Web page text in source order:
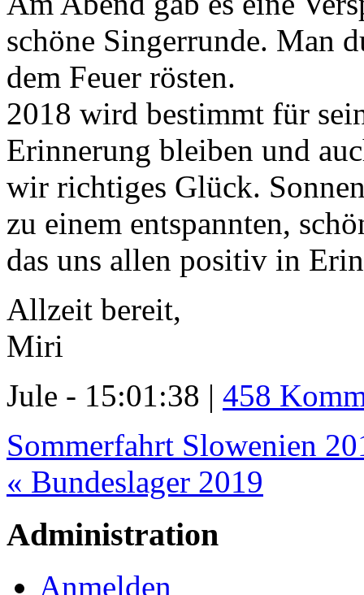
schöne Singerrunde. Man
dem Feuer rösten.
2018 wird bestimmt für
Erinnerung bleiben und
wir richtiges Glück.
zu einem entspannten,
das uns allen positiv in
Allzeit bereit,
Miri
Jule - 15:01:38 | 458
Sommerfahrt Slowenien
« Bundeslager 2019
Administration
Anmelden